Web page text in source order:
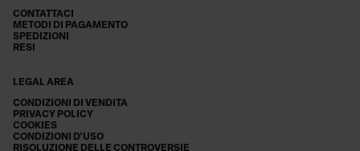
CONTATTACI
METODI DI PAGAMENTO
SPEDIZIONI
RESI
LEGAL AREA
CONDIZIONI DI VENDITA
PRIVACY POLICY
COOKIES
CONDIZIONI D'USO
RISOLUZIONE DELLE CONTROVERSIE